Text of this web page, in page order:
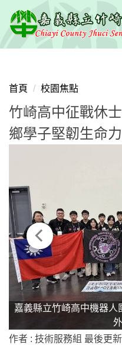
到
主
要
區
首頁 校園焦點
竹崎高中征戰休
鄉學子堅韌生命力
嘉義縣立竹崎高中機器人
作者 : 技術服務組 最後更